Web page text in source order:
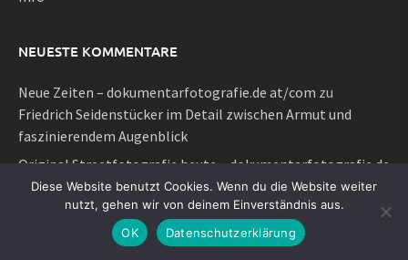
NEUESTE KOMMENTARE
Neue Zeiten – dokumentarfotografie.de at/com zu
Friedrich Seidenstücker im Detail zwischen Armut und
faszinierendem Augenblick
Original Streetfotografie heute – dokumentarfotografie.de
at/com zuFineart-Streetphotography oder fotografische
Geheimnisse klassischer Strassenfotografie
Neue Zeiten – dokumentarfotografie.de at/com
Diese Website benutzt Cookies. Wenn du die Website weiter
nutzt, gehen wir von deinem Einverständnis aus.
OK
Datenschutzerklärung